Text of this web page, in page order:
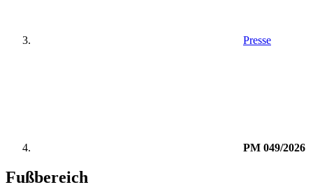
Presse
PM 049/2026
Fußbereich